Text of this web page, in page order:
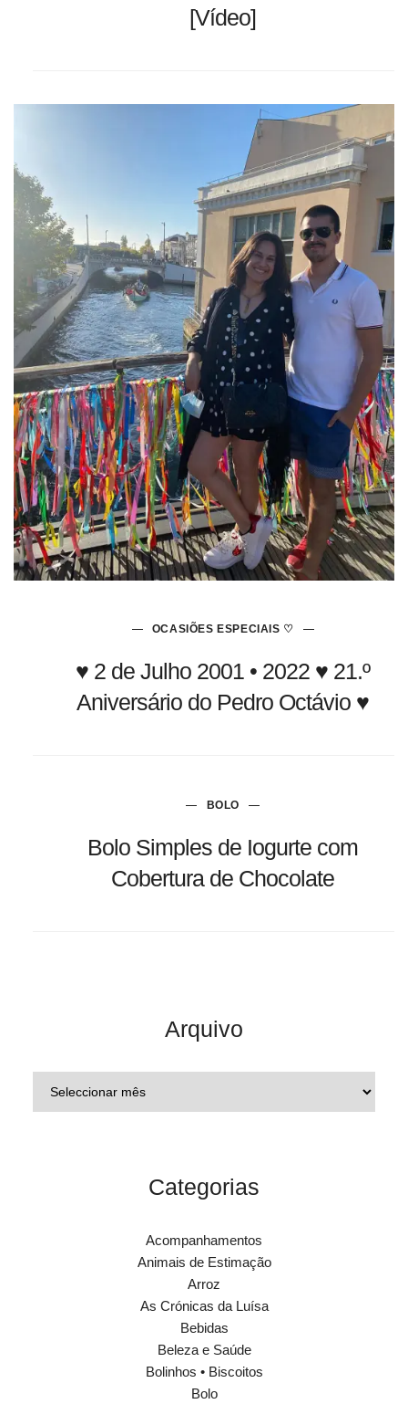
[Vídeo]
OCASIÕES ESPECIAIS ♡
♥ 2 de Julho 2001 • 2022 ♥ 21.º
Aniversário do Pedro Octávio ♥
BOLO
Bolo Simples de Iogurte com
Cobertura de Chocolate
Arquivo
Categorias
Acompanhamentos
Animais de Estimação
Arroz
As Crónicas da Luísa
Bebidas
Beleza e Saúde
Bolinhos • Biscoitos
Bolo